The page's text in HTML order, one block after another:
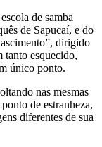
de samba
de Sapucaí, e do
dirigido
esquecido,
único ponto.
nas mesmas
de estranheza,
diferentes de sua